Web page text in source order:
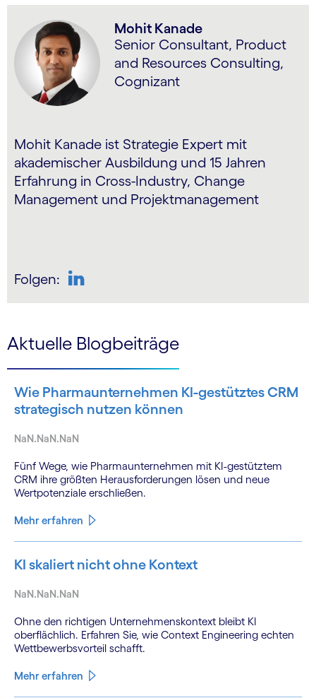
Mohit Kanade
Senior Consultant, Product
and Resources Consulting,
Cognizant
Mohit Kanade ist Strategie Expert mit
akademischer Ausbildung und 15 Jahren
Erfahrung in Cross-Industry, Change
Management und Projektmanagement
Folgen:
Aktuelle Blogbeiträge
Wie Pharmaunternehmen KI-gestütztes CRM
strategisch nutzen können
NaN.NaN.NaN
Fünf Wege, wie Pharmaunternehmen mit KI-gestütztem
CRM ihre größten Herausforderungen lösen und neue
Wertpotenziale erschließen.
Mehr erfahren
KI skaliert nicht ohne Kontext
NaN.NaN.NaN
Ohne den richtigen Unternehmenskontext bleibt KI
oberflächlich. Erfahren Sie, wie Context Engineering echten
Wettbewerbsvorteil schafft.
Mehr erfahren